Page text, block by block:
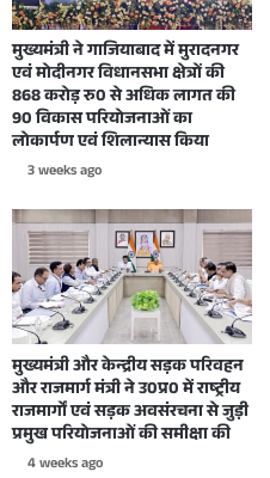
मुख्यमंत्री ने गाजियाबाद में मुरादनगर
एवं मोदीनगर विधानसभा क्षेत्रों की
868 करोड़ रु0 से अधिक लागत की
90 विकास परियोजनाओं का
लोकार्पण एवं शिलान्यास किया
3 weeks ago
मुख्यमंत्री और केन्द्रीय सड़क परिवहन
और राजमार्ग मंत्री ने उ0प्र0 में राष्ट्रीय
राजमार्गों एवं सड़क अवसंरचना से जुड़ी
प्रमुख परियोजनाओं की समीक्षा की
4 weeks ago